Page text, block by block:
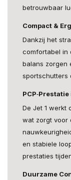
betrouwbaar
Compact &
Dankzij het
comfortabel in
balans zorgen
sportschutters
De Jet 1 werkt
wat zorgt voor
en stabiele
prestaties
Duurzame